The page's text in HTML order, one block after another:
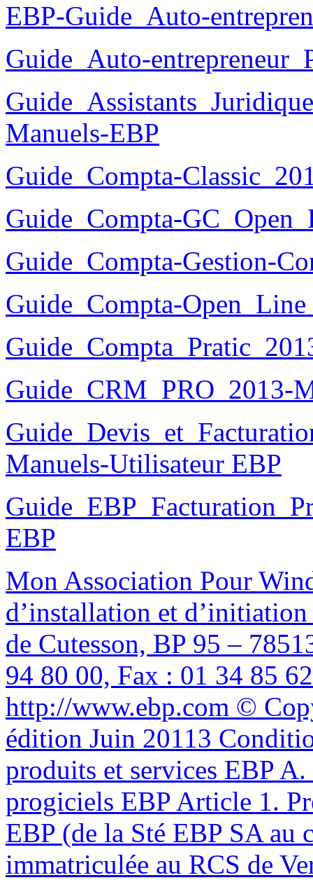
EBP-Guide_Auto-
Guide_Auto-
Manuels-EBP
Guide_Compta-
Guide_Compta-
Guide_Compta-Gestion-
Guide_Compta-
Guide_CRM_PRO_2013-
Manuels-Utilisateur EBP
EBP
Mon Association Pour
d’installation et
de Cutesson, BP 95 –
94 80 00, Fax : 01 34 85
http://www.ebp.com ©
édition Juin 20113
produits et services EBP
progiciels EBP Article 1.
EBP (de la Sté EBP SA au
immatriculée au RCS de